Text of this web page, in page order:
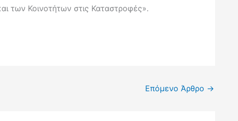
των Κοινοτήτων στις Καταστροφές».
Επόμενο Άρθρο →